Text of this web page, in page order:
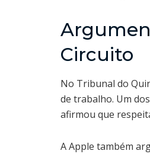
Circuito
No Tribunal do
de trabalho. Um
afirmou que
A Apple também